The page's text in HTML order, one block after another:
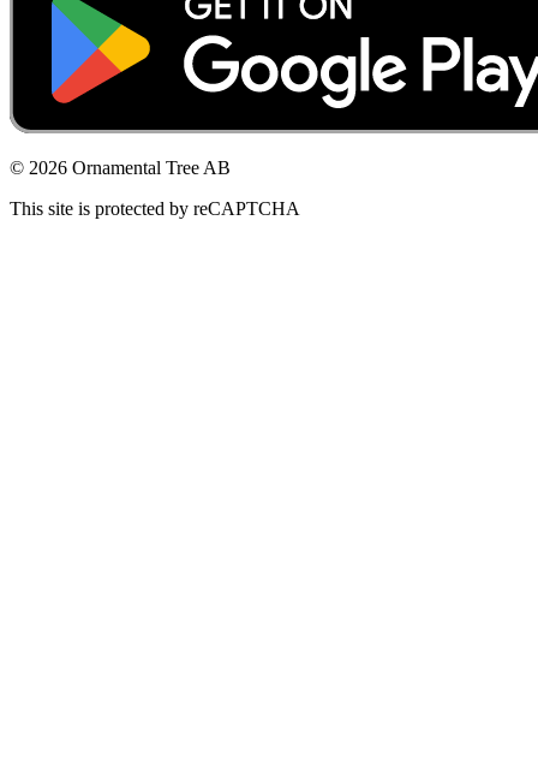
© 2026 Ornamental Tree AB
This site is protected by reCAPTCHA